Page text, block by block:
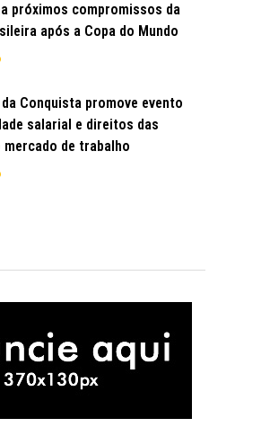
próximos compromissos da
após a Copa do Mundo
Conquista promove evento
salarial e direitos das
mercado de trabalho